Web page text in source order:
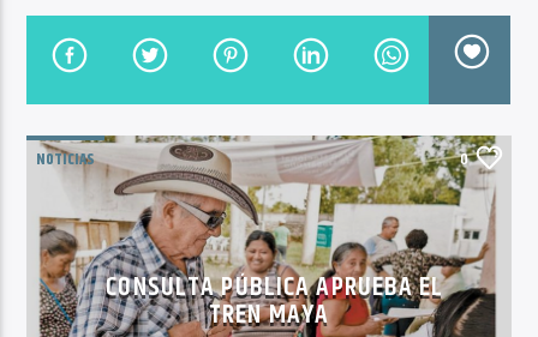
CANCIÓN ACTUAL
NO TITLES AVAILABLE
NOTICIAS 0
CONSULTA PÚBLICA APRUEBA EL
TREN MAYA